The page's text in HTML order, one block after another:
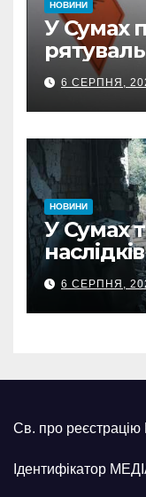
НОВИНИ
У Сумах
500-
росіян
6 СЕРПНЯ,
НОВИНИ
У Сумах
6 СЕРПНЯ,
Св. про
Ідентифікатор